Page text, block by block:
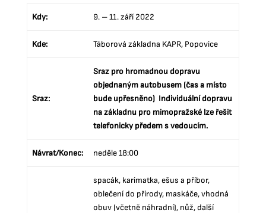
Kdy: 9. – 11. září 2022
Kde: Táborová základna KAPR, Popovice
Sraz:
Sraz pro hromadnou dopravu
objednaným autobusem (čas a místo
bude upřesněno) Individuální dopravu
na základnu pro mimopražské lze řešit
telefonicky předem s vedoucím.
Návrat/Konec: neděle 18:00
spacák, karimatka, ešus a příbor,
oblečení do přírody, maskáče, vhodná
obuv (včetně náhradní), nůž, další